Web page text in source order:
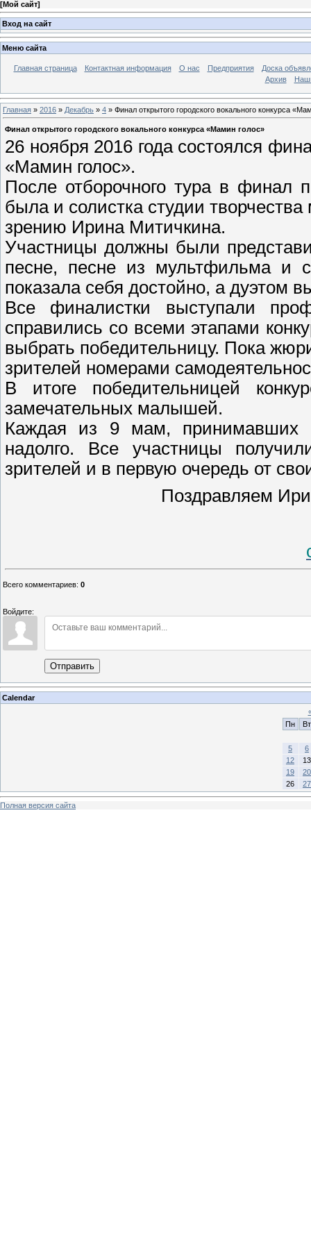
[Мой сайт]
Вход на сайт
Меню сайта
Главная страница Контактная информация О нас Предприятия
Доска
Архив
Главная » 2016 » Декабрь » 4 » Финал открытого городского вокального конкурса
Финал открытого городского вокального конкурса «Мамин голос»
26 ноября 2016 года состоялся
«Мамин голос».
После отборочного тура в финал
была и солистка студии
зрению Ирина Митичкина.
Участницы должны были
песне, песне из мультфильма и
показала себя достойно, а дуэтом
Все финалистки выступали
справились со всеми этапами
выбрать победительницу. Пока
зрителей номерами
В итоге победительницей
замечательных малышей.
Каждая из 9 мам, принимавших
надолго. Все участницы
зрителей и в первую очередь от
Поздравляем
Всего комментариев: 0
Войдите:
Отправить
Calendar
Пн
Вт
5
6
12
13
19
20
26
27
Полная версия сайта